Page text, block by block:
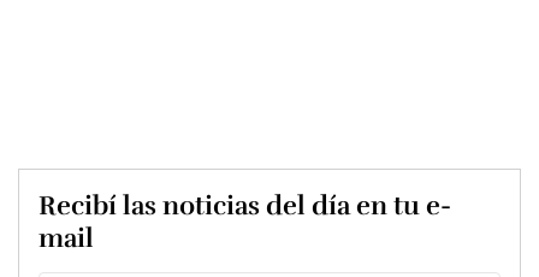
Recibí las noticias del día en tu e-
mail